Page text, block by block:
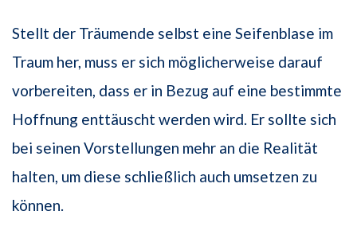
Stellt der Träumende selbst eine Seifenblase im
Traum her, muss er sich möglicherweise darauf
vorbereiten, dass er in Bezug auf eine bestimmte
Hoffnung enttäuscht werden wird. Er sollte sich
bei seinen Vorstellungen mehr an die Realität
halten, um diese schließlich auch umsetzen zu
können.